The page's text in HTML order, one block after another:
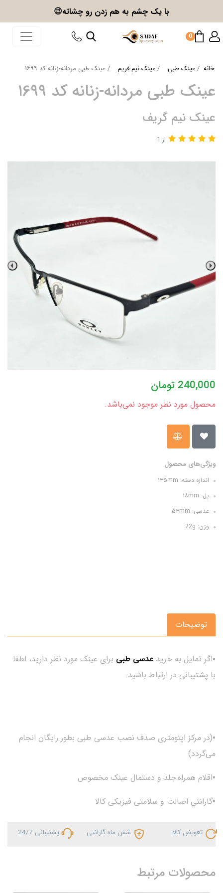
با یک چشم به هم زدن رو چشاته😉
0
خانه عینک طبی عینک نیم فریم عینک طبی مردانه-زنانه کد ۱۶۹۹
عینک طبی مردانه-زنانه کد ۱۶۹۹
عینک نیم گریف
از 1
240,000 تومان
محصول مورد نظر موجود نمی‌باشد.
ویژگی‌های محصول
اندازه دسته: ۱۳۵mm
پل: ۱۸mm
عدسی: ۵۳mm
وزن: 22g
توضیحات
▪اگر تمایل به خرید عدسی طبی برای عینک مورد نظر دارید، لطفا
با پشتیبانی در ارتباط باشید.
▪(در مرکز اپتومتری صدف نصب عدسی طبی بطور رایگان انجام
می‌گردد)
▪اقلام همراه:جلد و دستمال عینک مخصوص
▪گارانتي اصالت و سلامتی فیزیکی کالا
تعویض کالا شش ماه گارانتی پشتیبانی 24/7
محصولات مرتبط